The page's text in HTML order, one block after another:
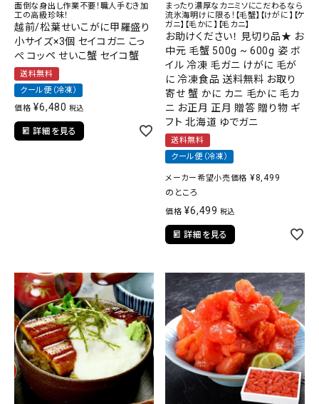
面倒な身出し作業不要！職人手むき加
工の高級珍味！
越前/松葉せいこがに甲羅盛り
小サイズ×3個 セイコガニ こっ
ぺ コッペ せいこ蟹 セイコ蟹
送料無料
クール便（冷凍）
価格 ¥6,480 税込
詳細を見る
まったり濃厚なカニミソにこだわるなら
流氷海明けに限る！【毛蟹】【けがに】【ケ
ガニ】【毛かに】【毛カニ】
お助けください！ 見切り品★ お
中元 毛蟹 500g ~ 600g 姿 ボ
イル 冷凍 毛ガニ けがに 毛が
に 冷凍食品 送料無料 お取り
寄せ 蟹 かに カニ 毛かに 毛カ
ニ お正月 正月 贈答 贈り物 ギ
フト 北海道 ゆでガニ
送料無料
クール便（冷凍）
メーカー希望小売価格 ¥8,499
のところ
価格 ¥6,499 税込
詳細を見る